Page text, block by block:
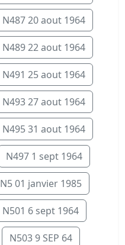
N487 20 aout 1964
N489 22 aout 1964
N491 25 aout 1964
N493 27 aout 1964
N495 31 aout 1964
N497 1 sept 1964
N5 01 janvier 1985
N501 6 sept 1964
N503 9 SEP 64